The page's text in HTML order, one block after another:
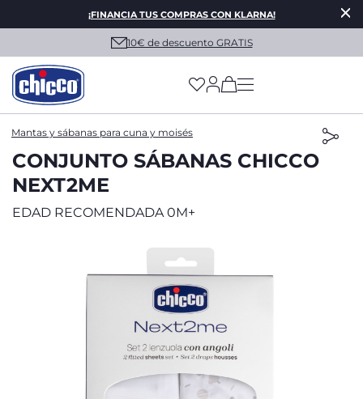
¡FINANCIA TUS COMPRAS CON KLARNA!
10€ de descuento GRATIS
(has more options
Mantas y sábanas para cuna y moisés
CONJUNTO SÁBANAS CHICCO
NEXT2ME
EDAD RECOMENDADA 0M+